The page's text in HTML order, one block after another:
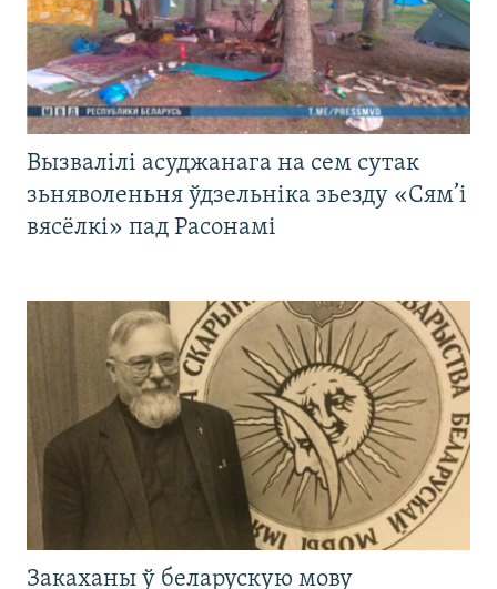
Вызвалілі асуджанага на сем сутак
зьняволеньня ўдзельніка зьезду «Сям’і
вясёлкі» пад Расонамі
Закаханы ў беларускую мову